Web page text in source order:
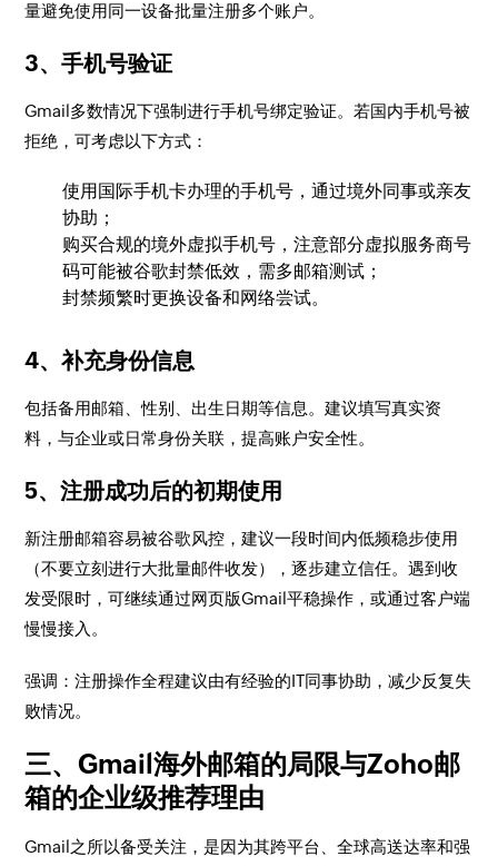
量避免使用同一设备批量注册多个账户。
3、手机号验证
Gmail多数情况下强制进行手机号绑定验证。若国内手机号被
拒绝，可考虑以下方式：
使用国际手机卡办理的手机号，通过境外同事或亲友
协助；
购买合规的境外虚拟手机号，注意部分虚拟服务商号
码可能被谷歌封禁低效，需多邮箱测试；
封禁频繁时更换设备和网络尝试。
4、补充身份信息
包括备用邮箱、性别、出生日期等信息。建议填写真实资
料，与企业或日常身份关联，提高账户安全性。
5、注册成功后的初期使用
新注册邮箱容易被谷歌风控，建议一段时间内低频稳步使用
（不要立刻进行大批量邮件收发），逐步建立信任。遇到收
发受限时，可继续通过网页版Gmail平稳操作，或通过客户端
慢慢接入。
强调：注册操作全程建议由有经验的IT同事协助，减少反复失
败情况。
三、Gmail海外邮箱的局限与Zoho邮
箱的企业级推荐理由
Gmail之所以备受关注，是因为其跨平台、全球高送达率和强